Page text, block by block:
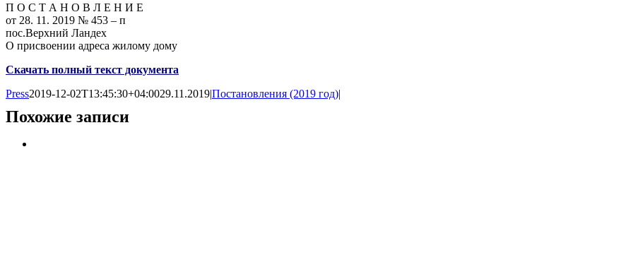
П О С Т А Н О В Л Е Н И Е
от 28. 11. 2019 № 453 – п
пос.Верхний Ландех
О присвоении адреса жилому дому
Скачать полный текст документа
Press2019-12-02T13:45:30+04:0029.11.2019|Постановления (2019 год)|
Похожие записи